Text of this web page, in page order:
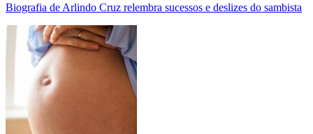
Biografia de Arlindo Cruz relembra sucessos e deslizes do sambista